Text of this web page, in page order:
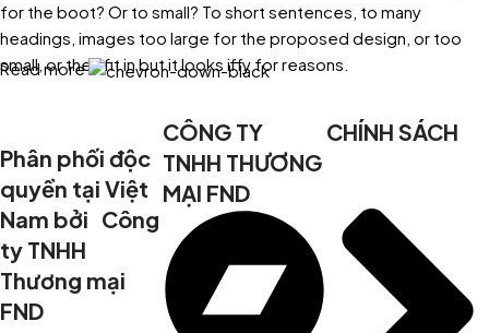
for the boot? Or to small? To short sentences, to many
headings, images too large for the proposed design, or too
small, or they fit in but it looks iffy for reasons.
unhappy though he or her can’t quite put a finger on it is worse.
Chances are there wasn’t collaboration, communication, and
checkpoints, there wasn’t a process agreed upon or specified
with the granularity required. It’s content strategy gone awry
right from the start. If that’s what you think how bout the other
way around? How can you evaluate content without design? No
typography, no colors, no layout, no styles, all those things that
convey the important signals that go beyond the mere textual,
Read more
Phân phối độc
quyền tại Việt
Nam bởi Công
ty TNHH
Thương mại
FND
CÔNG TY
TNHH THƯƠNG
MẠI FND
CHÍNH SÁCH